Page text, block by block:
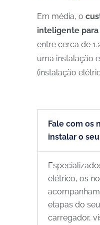
Em média, o
inteligente
entre cerca de
uma instalação
(instalação
Fale com os
instalar o
elétrico, os
etapas do
carregador,